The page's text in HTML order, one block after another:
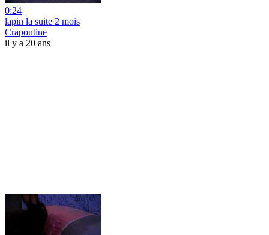
0:24
lapin la suite 2 mois
Crapoutine
il y a 20 ans